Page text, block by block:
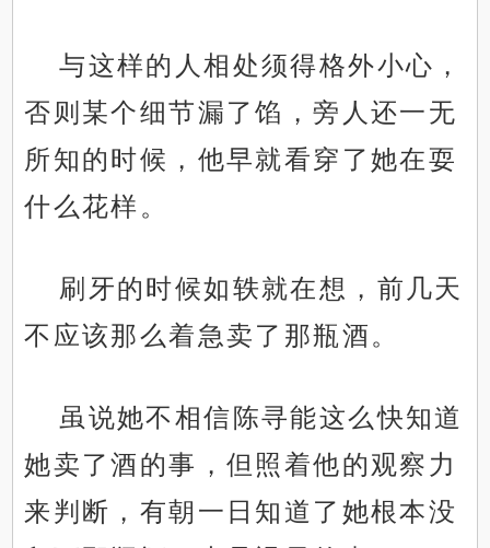
与这样的人相处须得格外小心，
否则某个细节漏了馅，旁人还一无
所知的时候，他早就看穿了她在耍
什么花样。
刷牙的时候如轶就在想，前几天
不应该那么着急卖了那瓶酒。
虽说她不相信陈寻能这么快知道
她卖了酒的事，但照着他的观察力
来判断，有朝一日知道了她根本没